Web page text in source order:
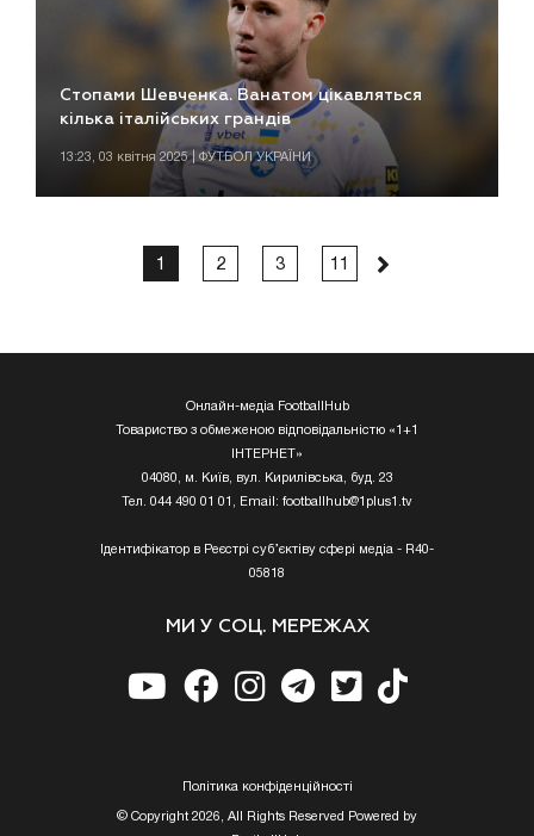
Стопами Шевченка. Ванатом цікавляться
кілька італійських грандів
13:23, 03 квітня 2025 | ФУТБОЛ УКРАЇНИ
1 2 3 11
Онлайн-медіа FootballHub
Товариство з обмеженою відповідальністю «1+1
ІНТЕРНЕТ»
04080, м. Київ, вул. Кирилівська, буд. 23
Тел. 044 490 01 01, Email: footballhub@1plus1.tv
Ідентифікатор в Реєстрі суб’єктіву сфері медіа - R40-
05818
МИ У СОЦ. МЕРЕЖАХ
Полiтика конфiденцiйностi
© Copyright 2026, All Rights Reserved Powered by